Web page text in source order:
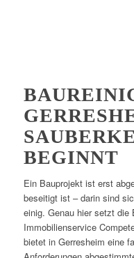
BEGINNT
Ein Bauprojekt ist erst
beseitigt ist – darin sind
einig. Genau hier setzt die
Immobilienservice
bietet in Gerresheim eine